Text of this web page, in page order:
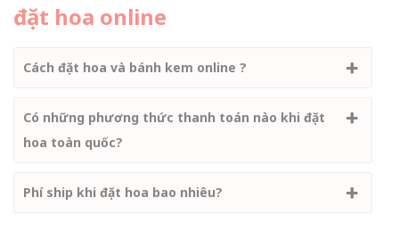
đặt hoa online
Cách đặt hoa và bánh kem online ?
Có những phương thức thanh toán nào khi đặt
hoa toàn quốc?
Phí ship khi đặt hoa bao nhiêu?